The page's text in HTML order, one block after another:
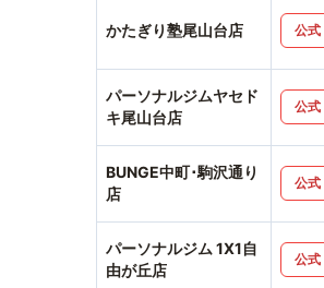
かたぎり塾尾山台店 公式
パーソナルジムヤセド
キ尾山台店
公式
BUNGE中町･駒沢通り
店
公式
パーソナルジム 1X1自
由が丘店
公式